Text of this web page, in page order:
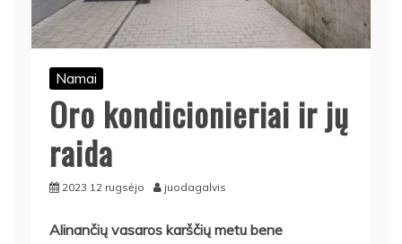
Namai
Oro kondicionieriai ir jų
raida
2023 12 rugsėjo juodagalvis
Alinančių vasaros karščių metu bene